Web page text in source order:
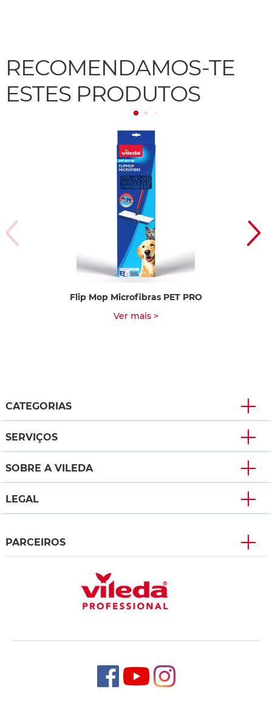
RECOMENDAMOS-TE
ESTES PRODUTOS
Flip Mop Microfibras PET PRO
Ver mais >
CATEGORIAS
SERVIÇOS
SOBRE A VILEDA
LEGAL
PARCEIROS